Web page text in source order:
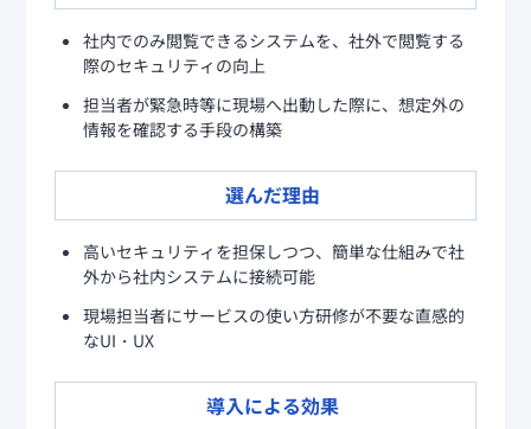
社内でのみ閲覧できるシステムを、社外で閲覧する
際のセキュリティの向上
担当者が緊急時等に現場へ出動した際に、想定外の
情報を確認する手段の構築
選んだ理由
高いセキュリティを担保しつつ、簡単な仕組みで社
外から社内システムに接続可能
現場担当者にサービスの使い方研修が不要な直感的
なUI・UX
導入による効果